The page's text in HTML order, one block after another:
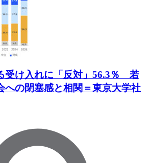
受け入れに「反対」56.3％ 若
の閉塞感と相関＝東京大学社